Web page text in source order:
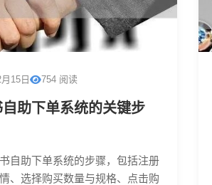
15日 754 阅读
助下单系统的关键步
自助下单系统的步骤，包括注册
、选择购买数量与规格、点击购